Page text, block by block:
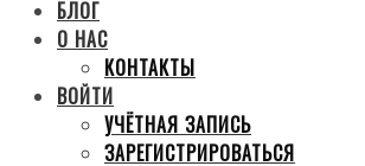
БЛОГ
О НАС
КОНТАКТЫ
ВОЙТИ
УЧЁТНАЯ ЗАПИСЬ
ЗАРЕГИСТРИРОВАТЬСЯ